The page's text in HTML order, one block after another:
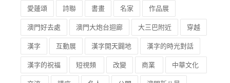
愛蓮頌 詩聯 書畫 名家 作品展
澳門好去處 澳門大炮台迴廊 大三巴附近 穿越
漢字 互動展 漢字開天闢地 漢字的時光對話
漢字的祝福 短視頻 改變 商業 中華文化